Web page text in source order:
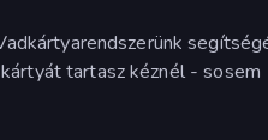
tartasz kéznél - sosem